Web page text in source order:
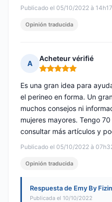
Publicado el 05/10/2022 à 14h17
Opinión traducida
A
Acheteur vérifié
Nota: 5 de 5
Publicado el 05/10/2022 à
Es una gran idea para
el perineo en forma. Un
muchos consejos ni
mujeres mayores. Tengo
consultar más artículos y
Opinión traducida
Respuesta de Emy By
Publicada el 10/10/2022